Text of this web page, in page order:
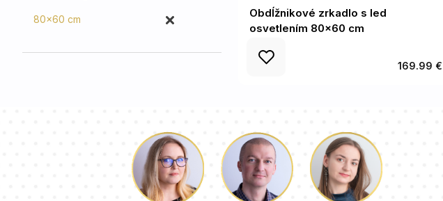
80x60 cm
Obdĺžnikové zrkadlo s led
osvetlením 80x60 cm
169.99 €